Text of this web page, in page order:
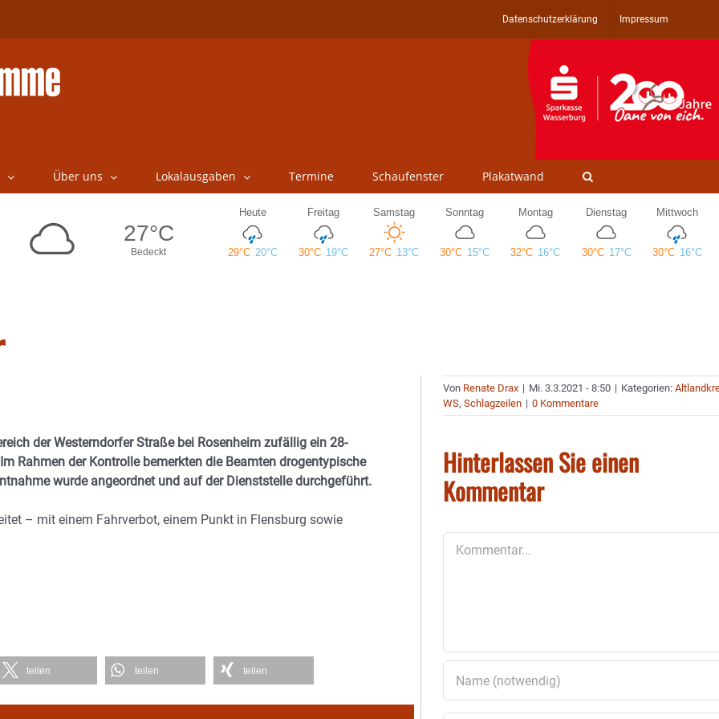
Datenschutzerklärung Impressum
Über uns Lokalausgaben Termine Schaufenster Plakatwand
der Westerndorfer Straße bei Rosenheim zufällig ein 28-
Rahmen der Kontrolle bemerkten die Beamten drogentypische
wurde angeordnet und auf der Dienststelle durchgeführt.
– mit einem Fahrverbot, einem Punkt in Flensburg sowie
teilen teilen teilen
Von Renate Drax | Mi. 3.3.2021 - 8:50 | Kategorien:
WS,Schlagzeilen | 0 Kommentare
Hinterlassen Sie einen
Kommentar